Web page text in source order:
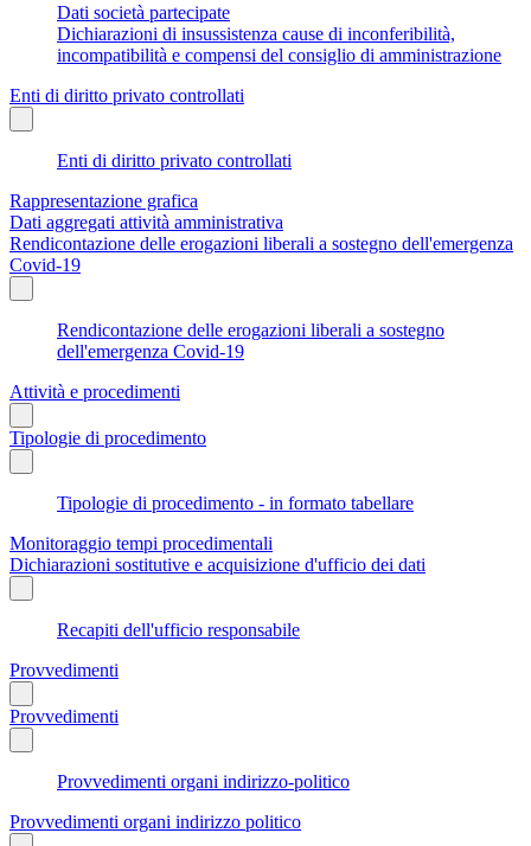
Dati società partecipate
Dichiarazioni di insussistenza cause di inconferibilità,
incompatibilità e compensi del consiglio di amministrazione
Enti di diritto privato controllati
Enti di diritto privato controllati
Rappresentazione grafica
Dati aggregati attività amministrativa
Rendicontazione delle erogazioni liberali a sostegno dell'emergenza
Covid-19
Rendicontazione delle erogazioni liberali a sostegno
dell'emergenza Covid-19
Attività e procedimenti
Tipologie di procedimento
Tipologie di procedimento - in formato tabellare
Monitoraggio tempi procedimentali
Dichiarazioni sostitutive e acquisizione d'ufficio dei dati
Recapiti dell'ufficio responsabile
Provvedimenti
Provvedimenti
Provvedimenti organi indirizzo-politico
Provvedimenti organi indirizzo politico